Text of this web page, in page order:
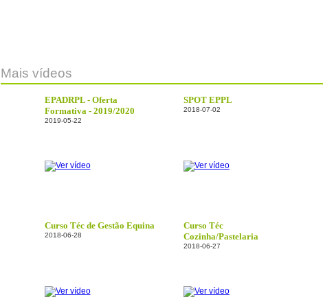
Mais vídeos
EPADRPL - Oferta
Formativa - 2019/2020
2019-05-22
SPOT EPPL
2018-07-02
Curso Téc de Gestão Equina
2018-06-28
Curso Téc
Cozinha/Pastelaria
2018-06-27